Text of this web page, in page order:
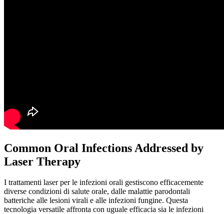
Common Oral Infections Addressed by
Laser Therapy
I trattamenti laser per le infezioni orali gestiscono efficacemente
diverse condizioni di salute orale, dalle malattie parodontali
batteriche alle lesioni virali e alle infezioni fungine. Questa
tecnologia versatile affronta con uguale efficacia sia le infezioni